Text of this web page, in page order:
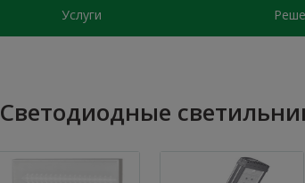
Услуги
Светодиодные